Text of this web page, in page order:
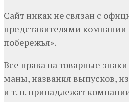
Сайт никак не связан с
представителями
побережья».
Все права на товарные
маны, названия выпусков,
и т. п. принадлежат